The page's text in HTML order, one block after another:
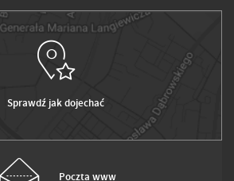
Sprawdź jak dojechać
Poczta www